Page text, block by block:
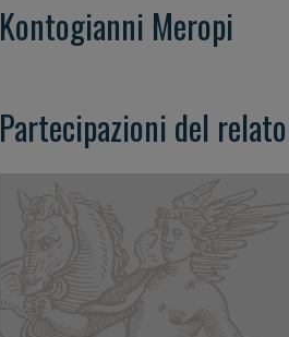
Kontogianni Meropi
Partecipazioni del